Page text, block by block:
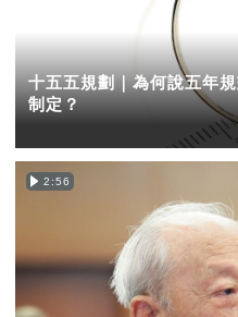
十五五規劃｜為何說五年
制定？
2:56